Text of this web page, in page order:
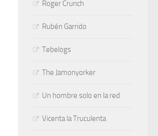
Roger Crunch
Rubén Garrido
Tebelogs
The Jamonyorker
Un hombre solo en la red
Vicenta la Truculenta